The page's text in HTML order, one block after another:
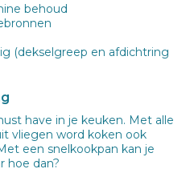
behoud
(dekselgreep en afdichtring
have in je keuken. Met alle
vliegen word koken ook
een snelkookpan kan je
hoe dan?